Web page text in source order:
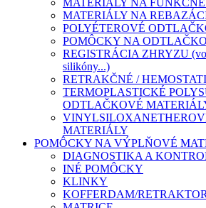
MATERIÁLY NA
MATERIÁLY NA
POLYÉTEROVÉ
POMÔCKY NA
REGISTRÁCIA ZHRYZU
silikóny...)
RETRAKČNÉ /
TERMOPLASTICKÉ
ODTLAČKOVÉ
MATERIÁLY
POMÔCKY NA VÝPLŇOVÉ
DIAGNOSTIKA A
INÉ POMÔCKY
KLINKY
KOFFERDAM/RETRAKTOR